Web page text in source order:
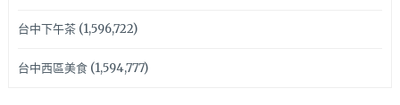
台中下午茶(1,596,722)
台中西區美食(1,594,777)